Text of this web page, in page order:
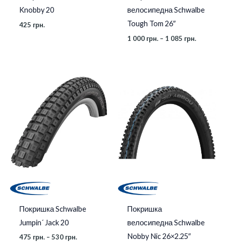
Knobby 20
425 грн.
велосипедна Schwalbe
Tough Tom 26″
1 000 грн. – 1 085 грн.
Покришка Schwalbe
Jumpin´ Jack 20
475 грн. – 530 грн.
Діапазон
цін:
від
475 грн.
530 грн.
Покришка
велосипедна Schwalbe
Nobby Nic 26×2.25″